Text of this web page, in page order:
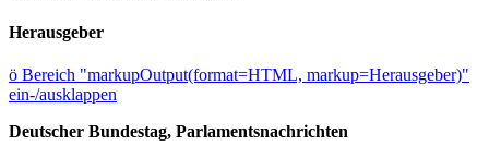
Herausgeber
ö Bereich "markupOutput(format=HTML, markup=Herausgeber)"
ein-/ausklappen
Deutscher Bundestag, Parlamentsnachrichten